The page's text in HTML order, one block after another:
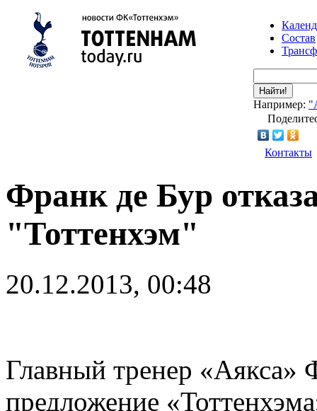
Состав
Найти!
Например:
Контакты
Франк де Бур
"Тоттенхэм"
20.12.2013, 00:48
Главный тренер «Аякса»
предложение